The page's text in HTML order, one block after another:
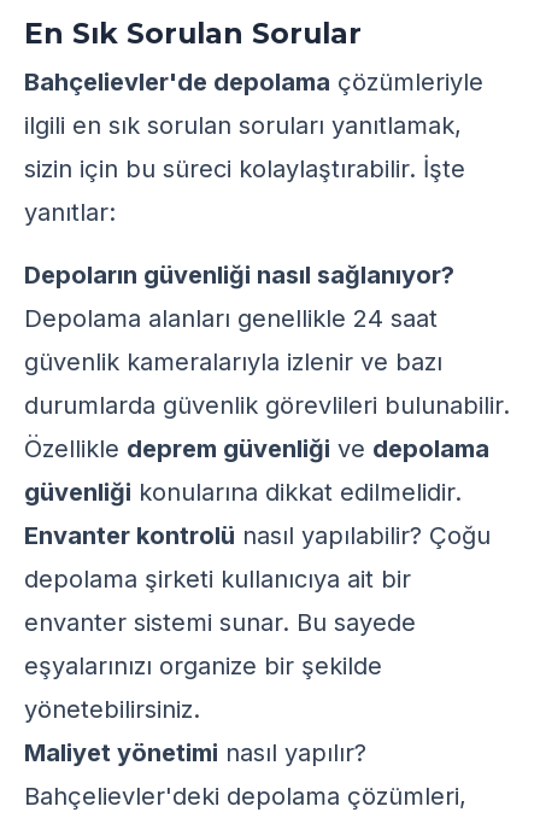
En Sık Sorulan Sorular
Bahçelievler'de depolama çözümleriyle
ilgili en sık sorulan soruları yanıtlamak,
sizin için bu süreci kolaylaştırabilir. İşte
yanıtlar:
Depoların güvenliği nasıl sağlanıyor?
Depolama alanları genellikle 24 saat
güvenlik kameralarıyla izlenir ve bazı
durumlarda güvenlik görevlileri bulunabilir.
Özellikle deprem güvenliği ve depolama
güvenliği konularına dikkat edilmelidir.
Envanter kontrolü nasıl yapılabilir? Çoğu
depolama şirketi kullanıcıya ait bir
envanter sistemi sunar. Bu sayede
eşyalarınızı organize bir şekilde
yönetebilirsiniz.
Maliyet yönetimi nasıl yapılır?
Bahçelievler'deki depolama çözümleri,